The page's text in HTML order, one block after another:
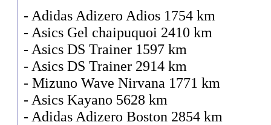
- Adidas Adizero Adios 1754 km
- Asics Gel chaipuquoi 2410 km
- Asics DS Trainer 1597 km
- Asics DS Trainer 2914 km
- Mizuno Wave Nirvana 1771 km
- Asics Kayano 5628 km
- Adidas Adizero Boston 2854 km